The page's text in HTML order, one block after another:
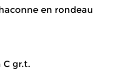
en rondeau
C gr.t.